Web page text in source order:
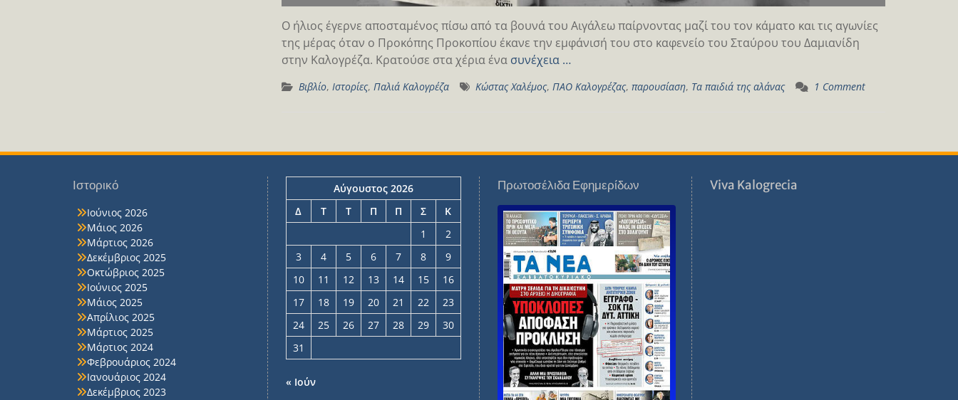
Ο ήλιος έγερνε αποσταμένος πίσω από τα βουνά του Αιγάλεω παίρνοντας μαζί του τον κάματο και τις αγωνίες
της μέρας όταν ο Προκόπης Προκοπίου έκανε την εμφάνισή του στο καφενείο του Σταύρου του Δαμιανίδη
στην Καλογρέζα. Κρατούσε στα χέρια ένα συνέχεια …
Βιβλίο, Ιστορίες, Παλιά Καλογρέζα Κώστας Χαλέμος, ΠΑΟ Καλογρέζας, παρουσίαση, Τα παιδιά της αλάνας 1 Comment
Ιστορικό
Ιούνιος 2026
Μάιος 2026
Μάρτιος 2026
Δεκέμβριος 2025
Οκτώβριος 2025
Ιούνιος 2025
Μάιος 2025
Απρίλιος 2025
Μάρτιος 2025
Μάρτιος 2024
Φεβρουάριος 2024
Ιανουάριος 2024
Δεκέμβριος 2023
Αύγουστος 2026
Δ
Τ Τ Π Π Σ
Κ
1
2
3
4 5 6 7 8
9
10
11 12 13 14 15
16
17
18 19 20 21 22
23
24
25 26 27 28 29
30
31
« Ιούν
Πρωτοσέλιδα Εφημερίδων Viva Kalogrecia